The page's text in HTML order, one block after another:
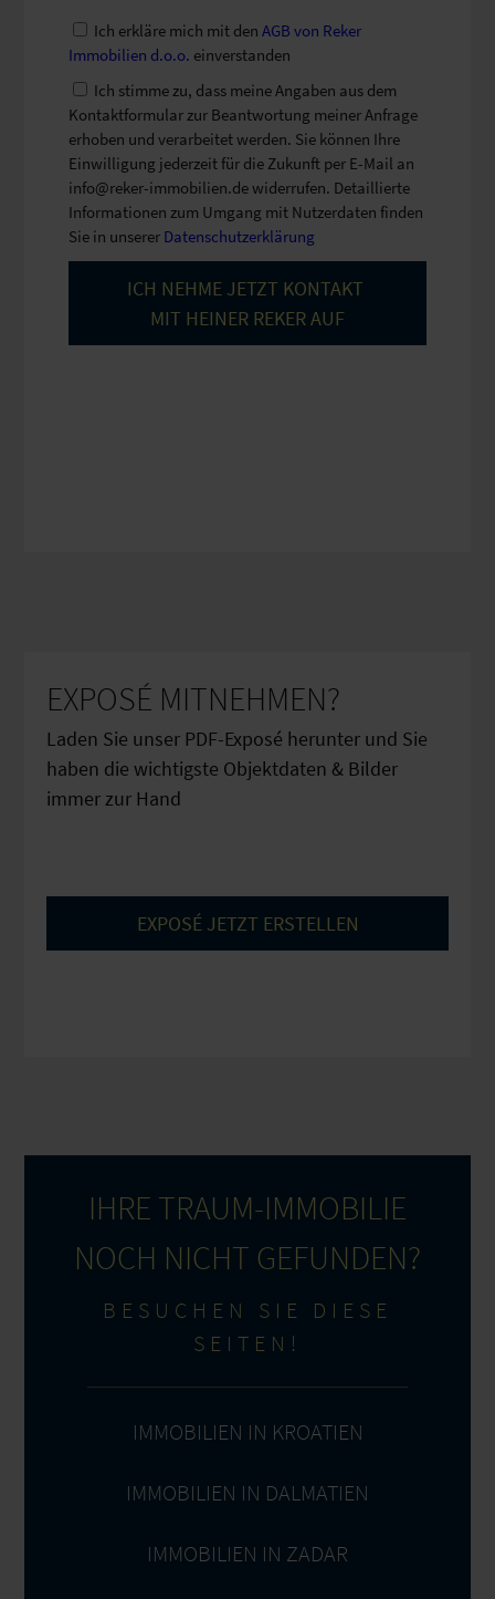
Ich erkläre mich mit denAGB von Reker
Immobilien d.o.o. einverstanden
Ich stimme zu, dass meine Angaben aus dem
Kontaktformular zur Beantwortung meiner Anfrage
erhoben und verarbeitet werden. Sie können Ihre
Einwilligung jederzeit für die Zukunft per E-Mail an
info@reker-immobilien.de widerrufen. Detaillierte
Informationen zum Umgang mit Nutzerdaten finden
Sie in unserer Datenschutzerklärung
EXPOSÉ MITNEHMEN?
Laden Sie unser PDF-Exposé herunter und Sie
haben die wichtigste Objektdaten & Bilder
immer zur Hand
EXPOSÉ JETZT ERSTELLEN
IHRE TRAUM-IMMOBILIE
NOCH NICHT GEFUNDEN?
BESUCHEN SIE DIESE
SEITEN!
IMMOBILIEN IN KROATIEN
IMMOBILIEN IN DALMATIEN
IMMOBILIEN IN ZADAR